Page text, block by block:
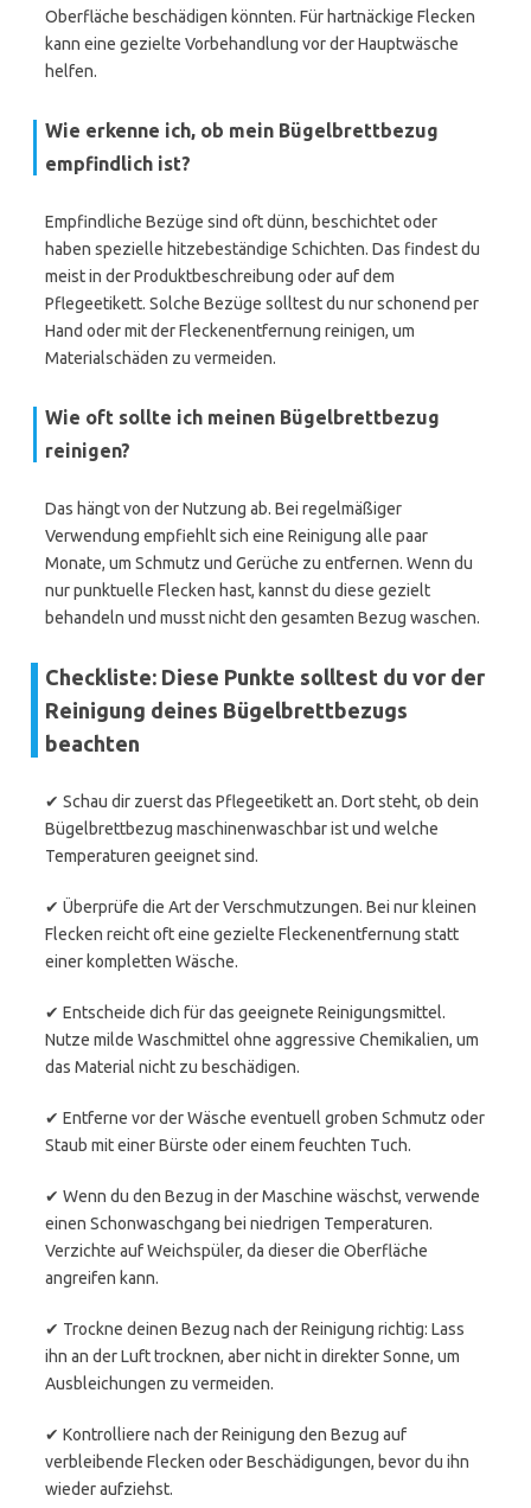
Oberfläche beschädigen könnten. Für hartnäckige Flecken
kann eine gezielte Vorbehandlung vor der Hauptwäsche
helfen.
Wie erkenne ich, ob mein Bügelbrettbezug
empfindlich ist?
Empfindliche Bezüge sind oft dünn, beschichtet oder
haben spezielle hitzebeständige Schichten. Das findest du
meist in der Produktbeschreibung oder auf dem
Pflegeetikett. Solche Bezüge solltest du nur schonend per
Hand oder mit der Fleckenentfernung reinigen, um
Materialschäden zu vermeiden.
Wie oft sollte ich meinen Bügelbrettbezug
reinigen?
Das hängt von der Nutzung ab. Bei regelmäßiger
Verwendung empfiehlt sich eine Reinigung alle paar
Monate, um Schmutz und Gerüche zu entfernen. Wenn du
nur punktuelle Flecken hast, kannst du diese gezielt
behandeln und musst nicht den gesamten Bezug waschen.
Checkliste: Diese Punkte solltest du vor der
Reinigung deines Bügelbrettbezugs
beachten
✔ Schau dir zuerst das Pflegeetikett an. Dort steht, ob dein
Bügelbrettbezug maschinenwaschbar ist und welche
Temperaturen geeignet sind.
✔ Überprüfe die Art der Verschmutzungen. Bei nur kleinen
Flecken reicht oft eine gezielte Fleckenentfernung statt
einer kompletten Wäsche.
✔ Entscheide dich für das geeignete Reinigungsmittel.
Nutze milde Waschmittel ohne aggressive Chemikalien, um
das Material nicht zu beschädigen.
✔ Entferne vor der Wäsche eventuell groben Schmutz oder
Staub mit einer Bürste oder einem feuchten Tuch.
✔ Wenn du den Bezug in der Maschine wäschst, verwende
einen Schonwaschgang bei niedrigen Temperaturen.
Verzichte auf Weichspüler, da dieser die Oberfläche
angreifen kann.
✔ Trockne deinen Bezug nach der Reinigung richtig: Lass
ihn an der Luft trocknen, aber nicht in direkter Sonne, um
Ausbleichungen zu vermeiden.
✔ Kontrolliere nach der Reinigung den Bezug auf
verbleibende Flecken oder Beschädigungen, bevor du ihn
wieder aufziehst.